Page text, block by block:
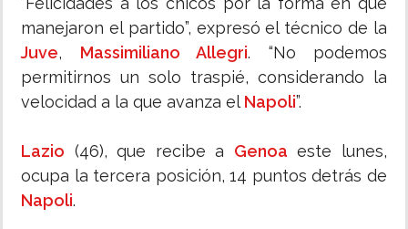
manejaron el partido”, expresó el técnico de la
Juve, Massimiliano Allegri. “No podemos
permitirnos un solo traspié, considerando la
velocidad a la que avanza elNapoli”.
Lazio (46), que recibe a Genoa este lunes,
ocupa la tercera posición, 14 puntos detrás de
Napoli.